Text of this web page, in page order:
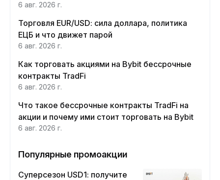
6 авг. 2026 г.
Торговля EUR/USD: сила доллара, политика
ЕЦБ и что движет парой
6 авг. 2026 г.
Как торговать акциями на Bybit бессрочные
контракты TradFi
6 авг. 2026 г.
Что такое бессрочные контракты TradFi на
акции и почему ими стоит торговать на Bybit
6 авг. 2026 г.
Популярные промоакции
Суперсезон USD1: получите